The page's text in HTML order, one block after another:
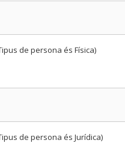
de persona és Física)
de persona és Jurídica)